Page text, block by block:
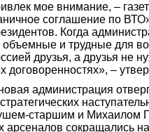
мое внимание, –
соглашение по
Когда
объемные и трудные для
друзья, а друзья не
–
администрация
старшим и Михаилом
сокращались